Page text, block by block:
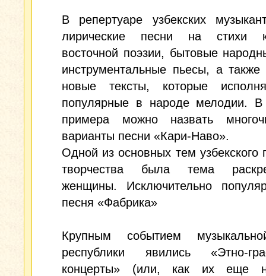
В репертуаре узбекских
лирические песни на стихи
восточной поэзии, бытовые
инструментальные пьесы, а
новые тексты, которые
популярные в народе мелодии. В
примера можно назвать
варианты песни «Кари-Наво».
Одной из основных тем узбекского
творчества была тема
женщины. Исключительно
песня «Фабрика»
Крупным событием
республики явились «Этно-
концерты» (или, как их еще